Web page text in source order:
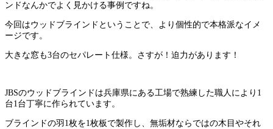
ンドなんかでよく見かける事例ですね。
今回はウッドブラインドということで、より個性的で本格派なイメ
ージです。
大きな窓も3台のセパレート仕様。さすが！迫力があります！
JBSのウッドブラインドは兵庫県にある工場で熟練した職人により1
台1台丁寧に作られています。
ブラインドの羽1枚を1枚板で製作し、無垢材ならではの木目やそれ